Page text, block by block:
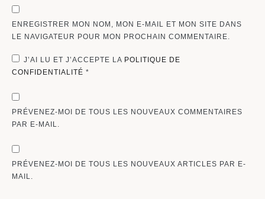
ENREGISTRER MON NOM, MON E-MAIL ET MON SITE DANS
LE NAVIGATEUR POUR MON PROCHAIN COMMENTAIRE.
J’AI LU ET J’ACCEPTE LA POLITIQUE DE
CONFIDENTIALITÉ *
PRÉVENEZ-MOI DE TOUS LES NOUVEAUX COMMENTAIRES
PAR E-MAIL.
PRÉVENEZ-MOI DE TOUS LES NOUVEAUX ARTICLES PAR E-
MAIL.